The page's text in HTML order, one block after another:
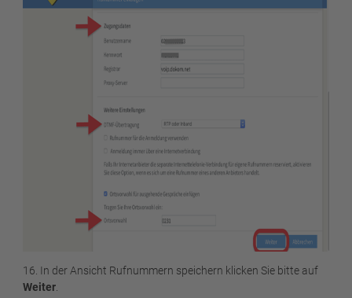
16. In der Ansicht Rufnummern speichern klicken Sie bitte auf
Weiter